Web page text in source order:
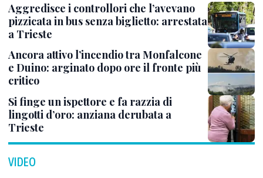
Aggredisce i controllori che l’avevano
pizzicata in bus senza biglietto: arrestata
a Trieste
Ancora attivo l’incendio tra Monfalcone
e Duino: arginato dopo ore il fronte più
critico
Si finge un ispettore e fa razzia di
lingotti d’oro: anziana derubata a
Trieste
VIDEO